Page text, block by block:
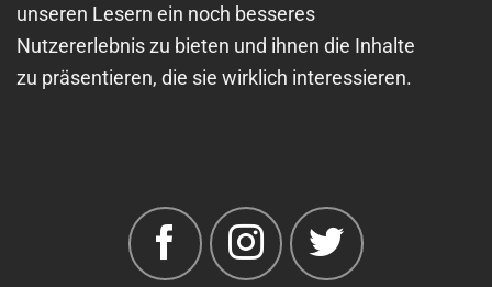
unseren Lesern ein noch besseres
Nutzererlebnis zu bieten und ihnen die Inhalte
zu präsentieren, die sie wirklich interessieren.